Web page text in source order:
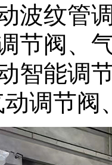
波纹管
节阀、
智能调
动调节